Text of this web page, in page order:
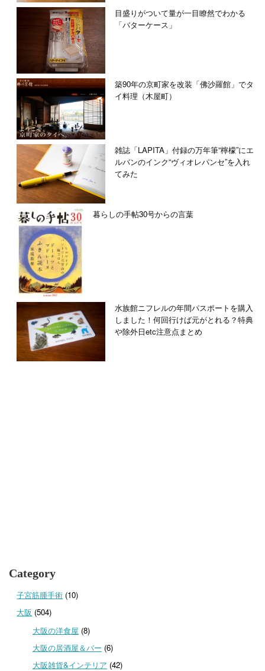
目盛りがついて量が一目瞭然でわかる
「バターケース」
築90年の京町家を改装「佛沙羅館」でタ
イ料理（木屋町）
雑誌「LAPITA」付録の万年筆“檸檬”にエ
ルバンのインク“ヴィオレパンセ”を入れ
てみた
暮らしの手帖30号からの言葉
水族館ニフレルの年間パスポートを購入
しました！何回行けば元がとれる？特典
や除外日etc注意点まとめ
Category
子宮筋腫手術 (10)
大阪 (504)
大阪の洋食屋 (8)
大阪の居酒屋＆バー (6)
大阪雑貨&インテリア (42)